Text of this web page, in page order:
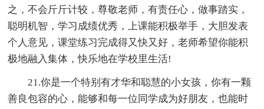
之，不会斤斤计较，尊敬老师，有责任心，做事踏实，
聪明机智，学习成绩优秀，上课能积极举手，大胆发表
个人意见，课堂练习完成得又快又好，老师希望你能积
极地融入集体，快乐地在学校里生活!
21.你是一个特别有才华和聪慧的小女孩，你有一颗
善良包容的心，能够和每一位同学成为好朋友，也能时